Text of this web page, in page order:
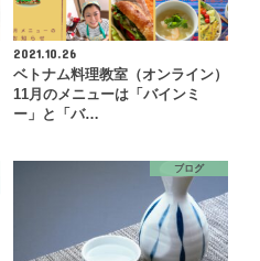
2021.10.26
ベトナム料理教室（オンライン）
11月のメニューは「バインミ
ー」と「バ…
ブログ